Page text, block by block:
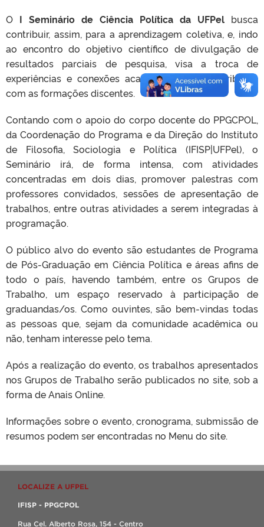
O I Seminário de Ciência Política da UFPel busca
contribuir, assim, para a aprendizagem coletiva, e, indo
ao encontro do objetivo científico de divulgação de
resultados parciais de pesquisa, visa a troca de
experiências e conexões acadêmicas que contribuam
com as formações discentes.
Contando com o apoio do corpo docente do PPGCPOL,
da Coordenação do Programa e da Direção do Instituto
de Filosofia, Sociologia e Política (IFISP|UFPel), o
Seminário irá, de forma intensa, com atividades
concentradas em dois dias, promover palestras com
professores convidados, sessões de apresentação de
trabalhos, entre outras atividades a serem integradas à
programação.
O público alvo do evento são estudantes de Programa
de Pós-Graduação em Ciência Política e áreas afins de
todo o país, havendo também, entre os Grupos de
Trabalho, um espaço reservado à participação de
graduandas/os. Como ouvintes, são bem-vindas todas
as pessoas que, sejam da comunidade acadêmica ou
não, tenham interesse pelo tema.
Após a realização do evento, os trabalhos apresentados
nos Grupos de Trabalho serão publicados no site, sob a
forma de Anais Online.
Informações sobre o evento, cronograma, submissão de
resumos podem ser encontradas no Menu do site.
LOCALIZE A UFPEL
IFISP - PPGCPOL
Rua Cel. Alberto Rosa, 154 - Centro